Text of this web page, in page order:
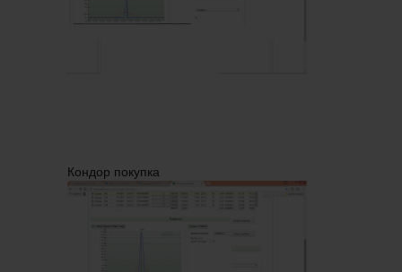
Кондор покупка